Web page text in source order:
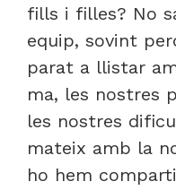
fills i filles? No
equip, sovint
parat a llistar
ma, les nostres
les nostres
mateix amb la
ho hem